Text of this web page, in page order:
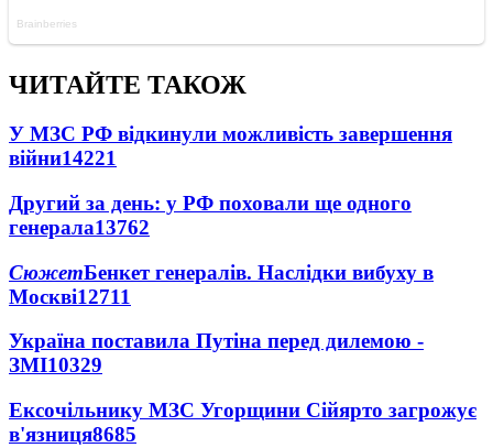
ЧИТАЙТЕ ТАКОЖ
У МЗС РФ відкинули можливість завершення
війни14221
Другий за день: у РФ поховали ще одного
генерала13762
СюжетБенкет генералів. Наслідки вибуху в
Москві12711
Україна поставила Путіна перед дилемою -
ЗМІ10329
Ексочільнику МЗС Угорщини Сійярто загрожує
в'язниця8685